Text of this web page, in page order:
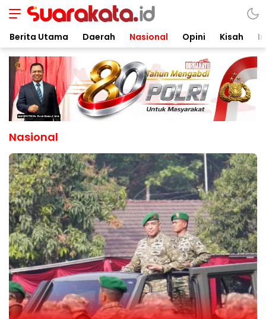
Berita Utama Daerah Nasional Opini Kisah
Nasional